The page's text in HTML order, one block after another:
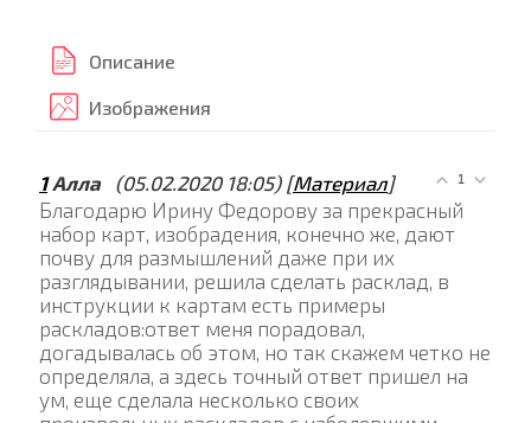
Описание
Изображения
1
1 Алла (05.02.2020 18:05)[Материал]
Благодарю Ирину Федорову за прекрасный
набор карт, изобрадения, конечно же, дают
почву для размышлений даже при их
разглядывании, решила сделать расклад, в
инструкции к картам есть примеры
раскладов:ответ меня порадовал,
догадывалась об этом, но так скажем четко не
определяла, а здесь точный ответ пришел на
ум, еще сделала несколько своих